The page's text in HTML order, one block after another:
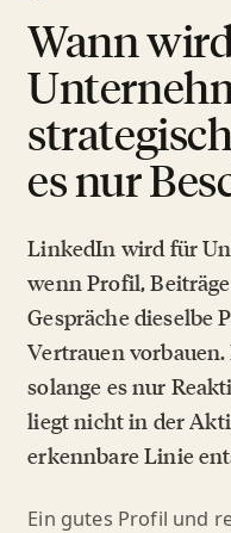
Wann
es nur
LinkedIn wird für
wenn Profil,
Gespräche dieselbe
Vertrauen
solange es nur
liegt nicht in der
erkennbare Linie
Ein gutes Profil und